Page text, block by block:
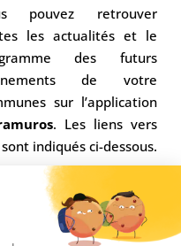
pouvez retrouver
les actualités et le
des futurs
de votre
sur l’application
. Les liens vers
indiqués ci-dessous.